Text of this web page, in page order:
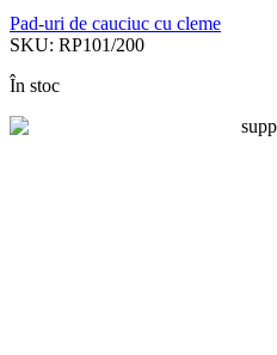
Pad-uri de cauciuc cu cleme
SKU: RP101/200
În stoc